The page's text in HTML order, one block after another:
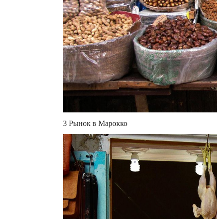
3 Рынок в Марокко